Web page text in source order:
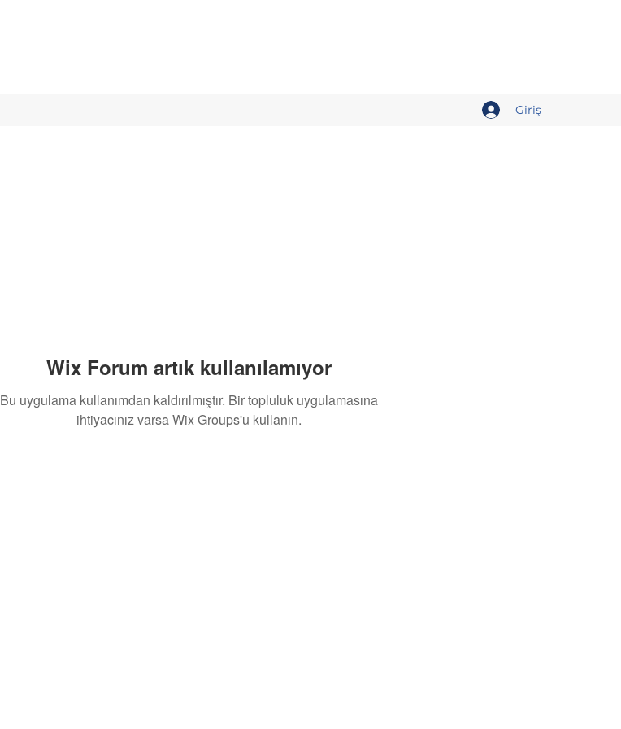
Giriş
Wix Forum artık kullanılamıyor
Bu uygulama kullanımdan kaldırılmıştır. Bir topluluk uygulamasına
ihtiyacınız varsa Wix Groups'u kullanın.